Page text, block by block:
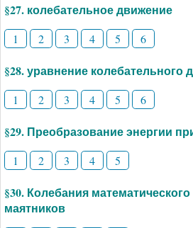
§27. колебательное движение
1 2 3 4 5 6
§28. уравнение колебательного
1 2 3 4 5 6
§29. Преобразование энергии
1 2 3 4 5
§30. Колебания
маятников